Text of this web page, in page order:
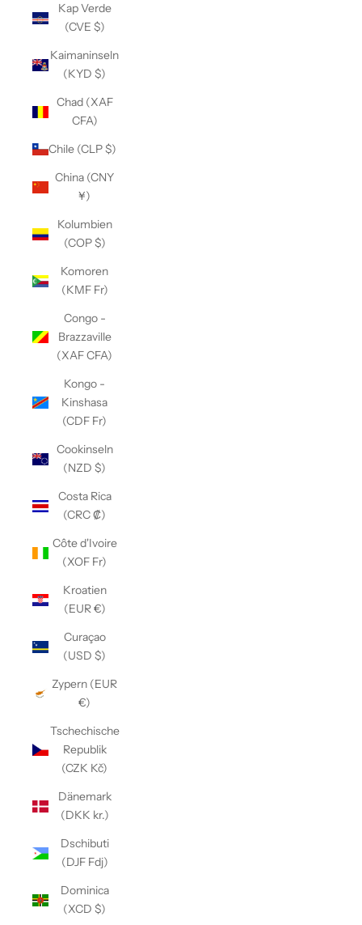
Kap Verde
(CVE $)
Kaimaninseln
(KYD $)
Chad (XAF
CFA)
Chile (CLP $)
China (CNY
¥)
Kolumbien
(COP $)
Komoren
(KMF Fr)
Congo -
Brazzaville
(XAF CFA)
Kongo -
Kinshasa
(CDF Fr)
Cookinseln
(NZD $)
Costa Rica
(CRC ₡)
Côte d'Ivoire
(XOF Fr)
Kroatien
(EUR €)
Curaçao
(USD $)
Zypern (EUR
€)
Tschechische
Republik
(CZK Kč)
Dänemark
(DKK kr.)
Dschibuti
(DJF Fdj)
Dominica
(XCD $)